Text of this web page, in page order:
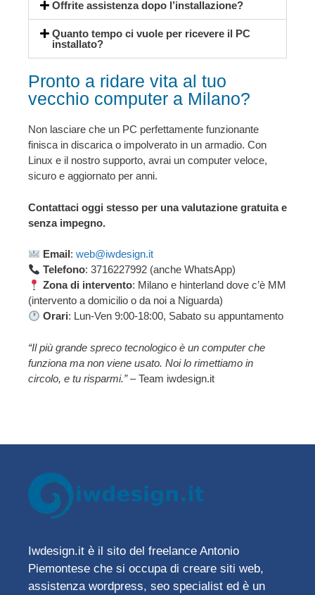
Offrite assistenza dopo l’installazione?
Quanto tempo ci vuole per ricevere il PC
installato?
Pronto a ridare vita al tuo
vecchio computer a Milano?
Non lasciare che un PC perfettamente funzionante
finisca in discarica o impolverato in un armadio. Con
Linux e il nostro supporto, avrai un computer veloce,
sicuro e aggiornato per anni.
Contattaci oggi stesso per una valutazione gratuita e
senza impegno.
Email :web@iwdesign.it
Telefono: 3716227992 (anche WhatsApp)
Zona di intervento: Milano e hinterland dove c’è MM
(intervento a domicilio o da noi a Niguarda)
Orari: Lun-Ven 9:00-18:00, Sabato su appuntamento
“Il più grande spreco tecnologico è un computer che
funziona ma non viene usato. Noi lo rimettiamo in
circolo, e tu risparmi.”– Team iwdesign.it
Iwdesign.it è il sito del freelance Antonio
Piemontese che si occupa di creare siti web,
assistenza wordpress, seo specialist ed è un